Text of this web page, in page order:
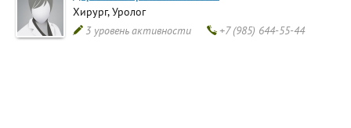
Хирург, Уролог
3 уровень активности
+7 (985) 644-55-44